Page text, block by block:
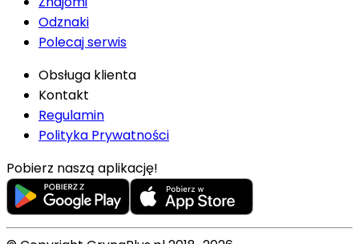
Odznaki
Polecaj serwis
Obsługa klienta
Kontakt
Regulamin
Polityka Prywatności
Pobierz naszą aplikację!